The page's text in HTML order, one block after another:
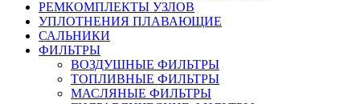
РЕМКОМПЛЕКТЫ УЗЛОВ
УПЛОТНЕНИЯ ПЛАВАЮЩИЕ
САЛЬНИКИ
ФИЛЬТРЫ
ВОЗДУШНЫЕ ФИЛЬТРЫ
ТОПЛИВНЫЕ ФИЛЬТРЫ
МАСЛЯНЫЕ ФИЛЬТРЫ